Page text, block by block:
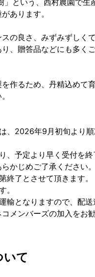
」という、西村農園で生
あります。
の良さ、みずみずしく
、贈答品などにも多く
作るため、丹精込めて
、2026年9月初旬より
、予定より早く受付を
かじめご了承ください。
終了とさせて頂きます。
。
輸となりますので、配
メンバーズの加入をお
いて